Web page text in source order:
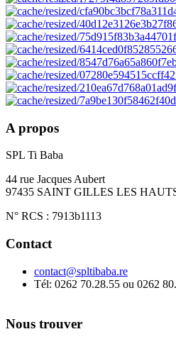
A propos
SPL Ti Baba
44 rue Jacques Aubert
97435 SAINT GILLES LES
N° RCS : 7913b1113
Contact
contact@spltibaba.re
Tél: 0262 70.28.55 ou 0262
Nous trouver